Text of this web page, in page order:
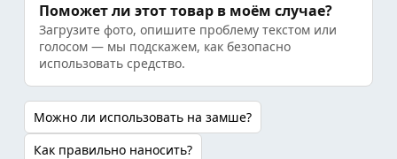
Поможет ли этот товар в моём случае?
Загрузите фото, опишите проблему текстом или
голосом — мы подскажем, как безопасно
использовать средство.
Можно ли использовать на замше?
Как правильно наносить?